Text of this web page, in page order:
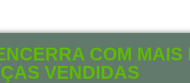
COM MAIS
VENDIDAS